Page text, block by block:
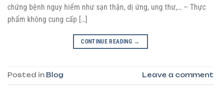
chứng bệnh nguy hiểm như sạn thận, dị ứng, ung thư,… – Thực
phẩm không cung cấp […]
CONTINUE READING →
Posted in Blog Leave a comment